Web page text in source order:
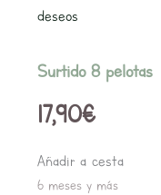
deseos
Surtido 8 pelotas
17,90€
Añadir a cesta
6 meses y más